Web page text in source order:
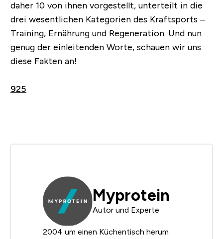
daher 10 von ihnen vorgestellt, unterteilt in die
drei wesentlichen Kategorien des Kraftsports –
Training, Ernährung und Regeneration. Und nun
genug der einleitenden Worte, schauen wir uns
diese Fakten an!
925
Myprotein
Autor und Experte
2004 um einen Küchentisch herum